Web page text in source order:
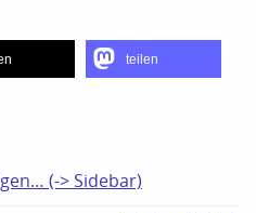
teilen
(-> Sidebar)